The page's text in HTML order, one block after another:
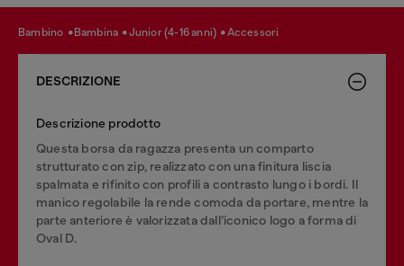
bambino bambina junior (4-16 anni) accessori
DESCRIZIONE
Descrizione prodotto
Questa borsa da ragazza presenta un comparto
strutturato con zip, realizzato con una finitura liscia
spalmata e rifinito con profili a contrasto lungo i bordi. Il
manico regolabile la rende comoda da portare, mentre la
parte anteriore è valorizzata dall’iconico logo a forma di
Oval D.